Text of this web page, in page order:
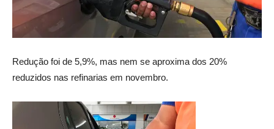
Redução foi de 5,9%, mas nem se aproxima dos 20%
reduzidos nas refinarias em novembro.